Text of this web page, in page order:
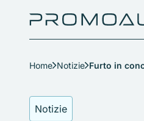
Home Notizie Furto in
Notizie